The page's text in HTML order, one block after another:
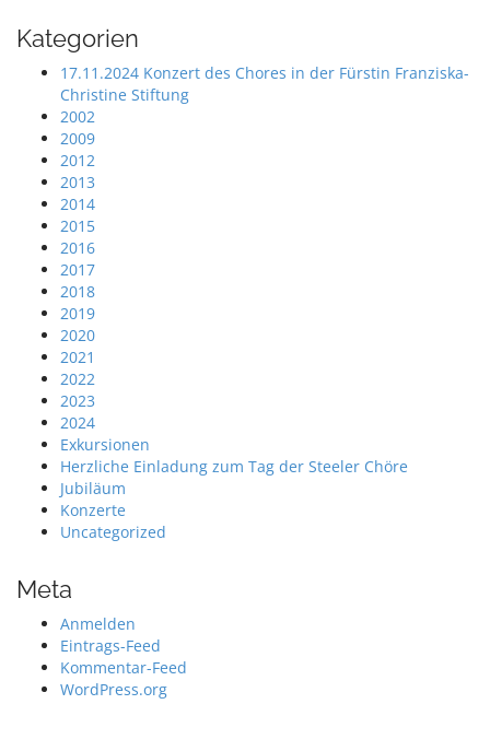
Kategorien
17.11.2024 Konzert des Chores in der Fürstin Franziska-
Christine Stiftung
2002
2009
2012
2013
2014
2015
2016
2017
2018
2019
2020
2021
2022
2023
2024
Exkursionen
Herzliche Einladung zum Tag der Steeler Chöre
Jubiläum
Konzerte
Uncategorized
Meta
Anmelden
Eintrags-Feed
Kommentar-Feed
WordPress.org